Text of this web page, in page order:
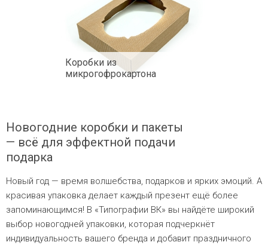
Коробки из
микрогофрокартона
Новогодние коробки и пакеты
— всё для эффектной подачи
подарка
Новый год — время волшебства, подарков и ярких эмоций. А
красивая упаковка делает каждый презент ещё более
запоминающимся! В «Типографии ВК» вы найдёте широкий
выбор новогодней упаковки, которая подчеркнёт
индивидуальность вашего бренда и добавит праздничного